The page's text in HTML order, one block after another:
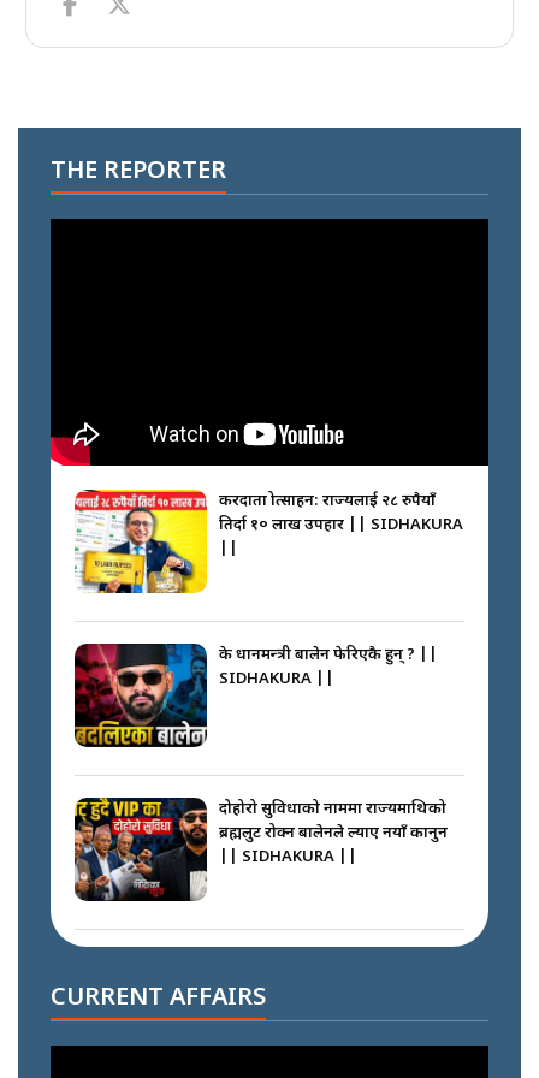
THE REPORTER
करदाता प्रोत्साहन: राज्यलाई २८ रुपैयाँ
तिर्दा १० लाख उपहार || SIDHAKURA
के प्रधानमन्त्री बालेन फेरिएकै हुन् ? ||
SIDHAKURA ||
दोहोरो सुविधाको नाममा राज्यमाथिको
ब्रह्मलुट रोक्न बालेनले ल्याए नयाँ कानुन
|| SIDHAKURA ||
आरोहीहरू | Record-breaking
climbers who set foot with
CURRENT AFFAIRS